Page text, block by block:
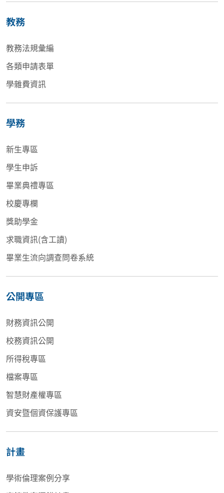
教務
教務法規彙編
各類申請表單
學雜費資訊
學務
新生專區
學生申訴
畢業典禮專區
校慶專欄
獎助學金
求職資訊(含工讀)
畢業生流向調查問卷系統
公開專區
財務資訊公開
校務資訊公開
所得稅專區
檔案專區
智慧財產權專區
資安暨個資保護專區
計畫
學術倫理案例分享